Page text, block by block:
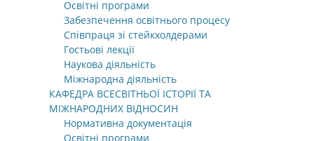
Освітні програми
Забезпечення освітнього процесу
Співпраця зі стейкхолдерами
Гостьові лекції
Наукова діяльність
Міжнародна діяльність
КАФЕДРА ВСЕСВІТНЬОЇ ІСТОРІЇ ТА
МІЖНАРОДНИХ ВІДНОСИН
Нормативна документація
Освітні програми